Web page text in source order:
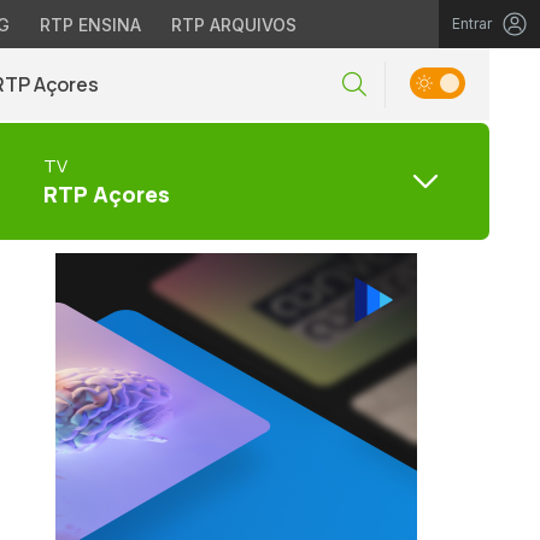
RTP ENSINA RTP ARQUIVOS Entrar
Açores
TV
RTP Açores